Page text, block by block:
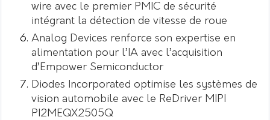
wire avec le premier PMIC de sécurité
intégrant la détection de vitesse de roue
Analog Devices renforce son expertise en
alimentation pour l’IA avec l’acquisition
d’Empower Semiconductor
Diodes Incorporated optimise les systèmes de
vision automobile avec le ReDriver MIPI
PI2MEQX2505Q